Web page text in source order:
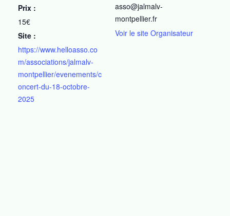
Prix :
15€
Site :
https://www.helloasso.co
m/associations/jalmalv-
montpellier/evenements/c
oncert-du-18-octobre-
2025
asso@jalmalv-
montpellier.fr
Voir le site Organisateur